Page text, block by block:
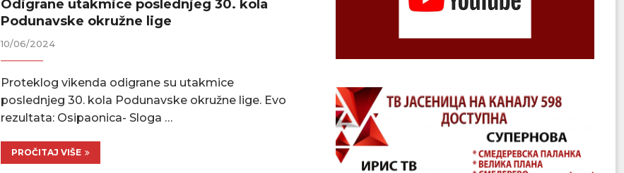
Odigrane utakmice poslednjeg 30. kola
Podunavske okružne lige
10/06/2024
Proteklog vikenda odigrane su utakmice
poslednjeg 30. kola Podunavske okružne lige. Evo
rezultata: Osipaonica- Sloga …
PROČITAJ VIŠE